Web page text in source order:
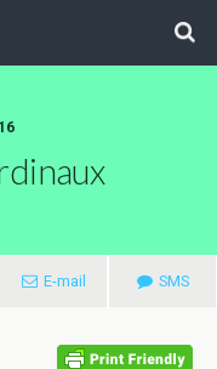
E-mail SMS